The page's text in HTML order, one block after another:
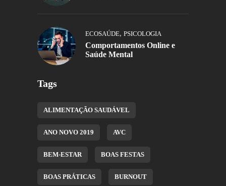
ECOSAÚDE, PSICOLOGIA
Comportamentos Online e
Saúde Mental
Tags
ALIMENTAÇÃO SAUDÁVEL
ANO NOVO 2019 AVC
BEM-ESTAR BOAS FESTAS
BOAS PRÁTICAS BURNOUT